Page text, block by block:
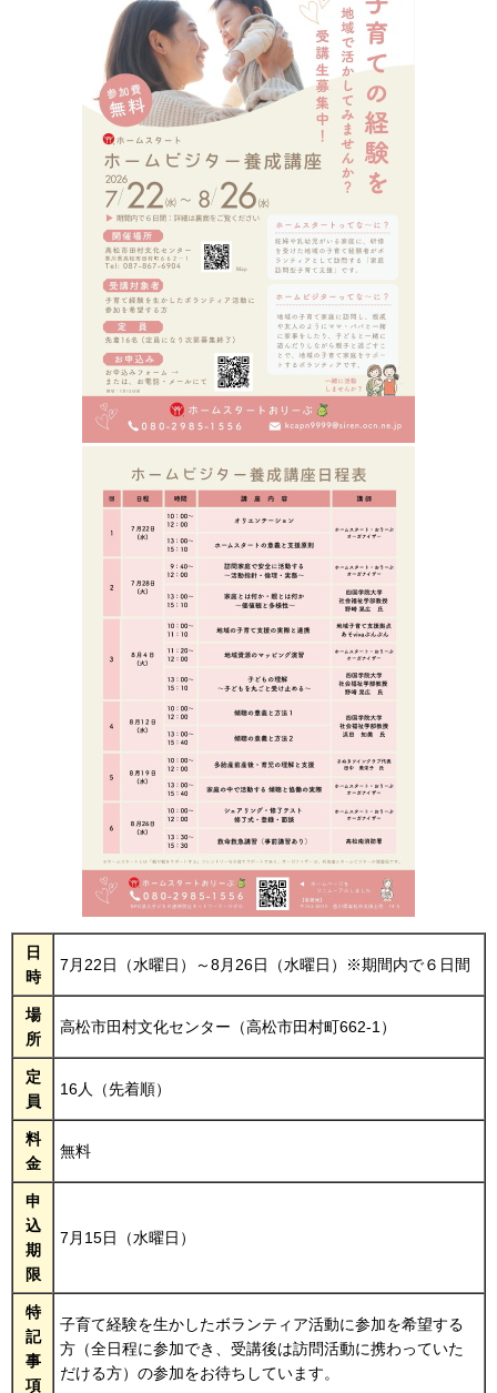
日
時
7月22日（水曜日）～8月26日（水曜日）※期間内で６日間
場
所
高松市田村文化センター（高松市田村町662-1）
定
員
16人（先着順）
料
金
無料
申
込
期
限
7月15日（水曜日）
特
記
事
項
子育て経験を生かしたボランティア活動に参加を希望する
方（全日程に参加でき、受講後は訪問活動に携わっていた
だける方）の参加をお待ちしています。